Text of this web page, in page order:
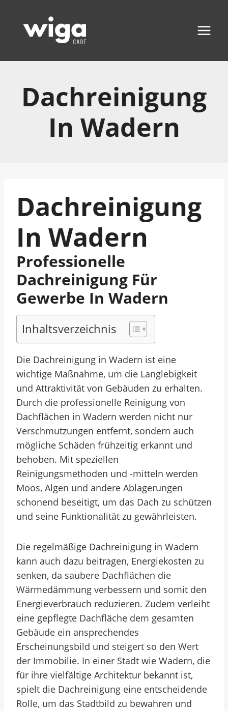
Inhalt
springen
Dachreinigung
In Wadern
Dachreinigung
In Wadern
Professionelle
Dachreinigung Für
Gewerbe In Wadern
Inhaltsverzeichnis
Die Dachreinigung in Wadern ist eine
wichtige Maßnahme, um die Langlebigkeit
und Attraktivität von Gebäuden zu erhalten.
Durch die professionelle Reinigung von
Dachflächen in Wadern werden nicht nur
Verschmutzungen entfernt, sondern auch
mögliche Schäden frühzeitig erkannt und
behoben. Mit speziellen
Reinigungsmethoden und -mitteln werden
Moos, Algen und andere Ablagerungen
schonend beseitigt, um das Dach zu schützen
und seine Funktionalität zu gewährleisten.
Die regelmäßige Dachreinigung in Wadern
kann auch dazu beitragen, Energiekosten zu
senken, da saubere Dachflächen die
Wärmedämmung verbessern und somit den
Energieverbrauch reduzieren. Zudem verleiht
eine gepflegte Dachfläche dem gesamten
Gebäude ein ansprechendes
Erscheinungsbild und steigert so den Wert
der Immobilie. In einer Stadt wie Wadern, die
für ihre vielfältige Architektur bekannt ist,
spielt die Dachreinigung eine entscheidende
Rolle, um das Stadtbild zu bewahren und